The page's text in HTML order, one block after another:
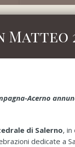
Matteo
Acerno
di Salerno, in
dedicate a